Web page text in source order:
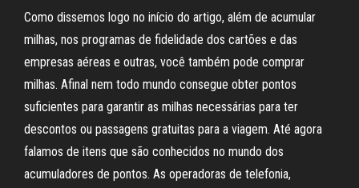
Como dissemos logo no início do artigo, além de acumular
milhas, nos programas de fidelidade dos cartões e das
empresas aéreas e outras, você também pode comprar
milhas. Afinal nem todo mundo consegue obter pontos
suficientes para garantir as milhas necessárias para ter
descontos ou passagens gratuitas para a viagem. Até agora
falamos de itens que são conhecidos no mundo dos
acumuladores de pontos. As operadoras de telefonia,